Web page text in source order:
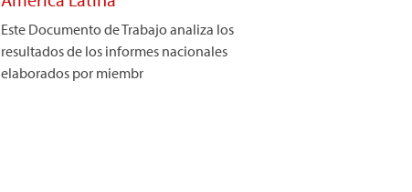
Este Documento de Trabajo analiza los
resultados de los informes nacionales
elaborados por miembr